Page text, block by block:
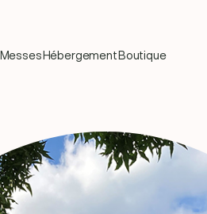
Messes Hébergement Boutique